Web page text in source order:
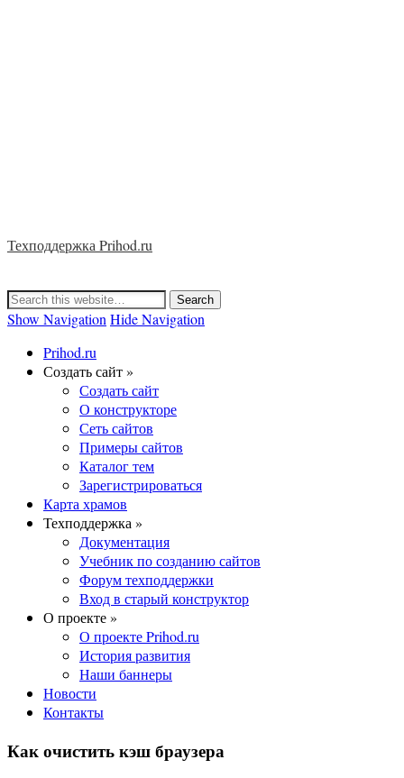
Техподдержка Prihod.ru
Show Navigation Hide Navigation
Prihod.ru
Создать сайт »
Создать сайт
О конструкторе
Сеть сайтов
Примеры сайтов
Каталог тем
Зарегистрироваться
Карта храмов
Техподдержка »
Документация
Учебник по созданию сайтов
Форум техподдержки
Вход в старый конструктор
О проекте »
О проекте Prihod.ru
История развития
Наши баннеры
Новости
Контакты
Как очистить кэш браузера